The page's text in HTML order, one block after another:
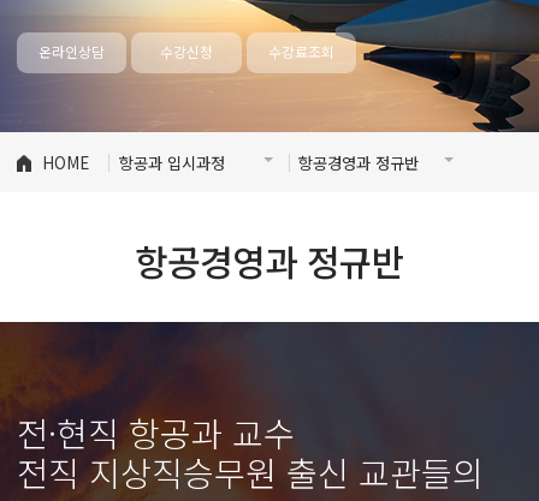
온라인상담 수강신청 수강료조회
HOME 항공과 입시과정 항공경영과 정규반
항공경영과 정규반
전·현직 항공과 교수
전직 지상직승무원 출신 교관들의